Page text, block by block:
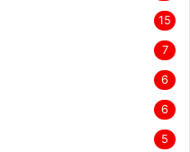
15
7
6
6
5